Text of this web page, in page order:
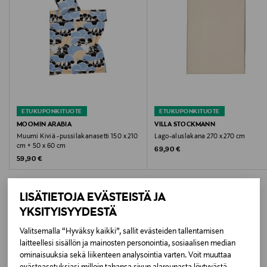
LISÄTIETOJA EVÄSTEISTÄ JA
YKSITYISYYDESTÄ
Valitsemalla “Hyväksy kaikki”, sallit evästeiden tallentamisen
laitteellesi sisällön ja mainosten personointia, sosiaalisen median
ominaisuuksia sekä liikenteen analysointia varten. Voit muuttaa
Hoito-ohjeet
Konepesu hoito-ohjeen mukaisesti.
Koko
270x260 CM
Valmistusmaa
Turkki
Valmistajan tuotenumero
1PUV7810F31
ETUKUPONKITUOTE
MOOMIN ARABIA
Muumi Kiviä -pussilakanasetti 150 x 210
cm + 50 x 60 cm
Original Price
59,90 €
ETUKUPONKITUOTE
VILLA STOCKMANN
Lago-aluslakana 270 x 270 cm
Original Price
69,90 €
LISÄÄ KIINNOSTAVIA